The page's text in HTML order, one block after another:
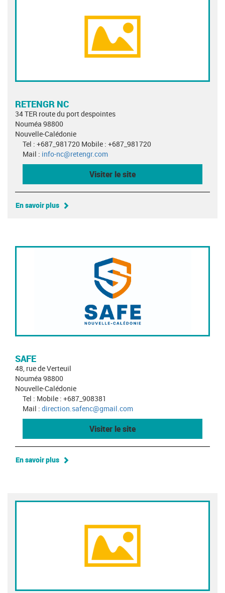
RETENGR NC
34 TER route du port despointes
Nouméa 98800
Nouvelle-Calédonie
Tel : +687_981720 Mobile : +687_981720
Mail : info-nc@retengr.com
Visiter le site
En savoir plus
SAFE
48, rue de Verteuil
Nouméa 98800
Nouvelle-Calédonie
Tel : Mobile : +687_908381
Mail : direction.safenc@gmail.com
Visiter le site
En savoir plus